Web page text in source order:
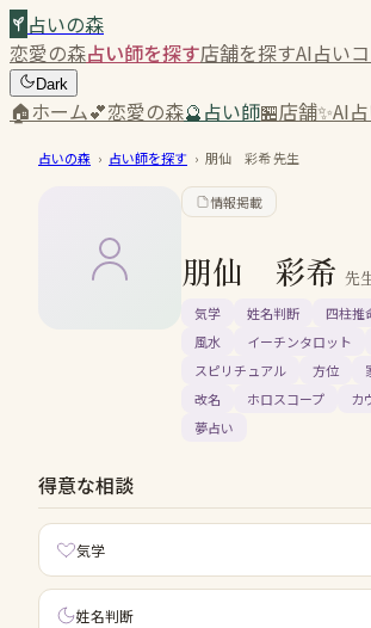
占いの森
恋愛の森占い師を探す店舗を探すAI占い
Dark
🏠ホーム💕恋愛の森🔮占い師🏪店舗✨AI
占いの森 › 占い師を探す › 朋仙 彩希先生
情報掲載
朋仙 彩希 先
気学 姓名判断 四柱推
風水
イーチンタロット
スピリチュアル
方位
改名
ホロスコープ
カ
夢占い
得意な相談
気学
姓名判断